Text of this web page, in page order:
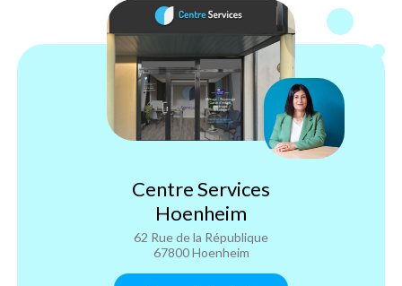
Centre Services
Hoenheim
62 Rue de la République
67800 Hoenheim